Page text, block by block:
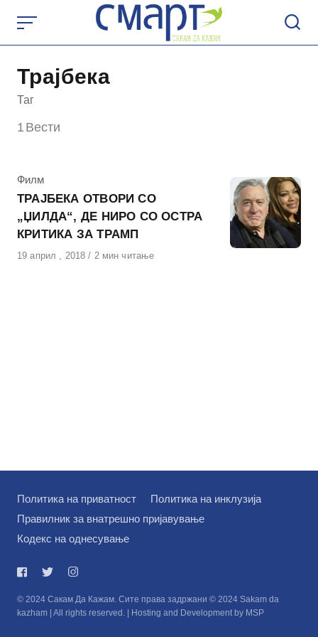
content
Трајбека
Таг
1 Вести
КАтегорија
Филм
ТРАЈБЕКА ОТВОРИ СО
„ЏИЛДА“, ДЕ НИРО СО ОСТРА
КРИТИКА ЗА ТРАМП
Објавено
19 април , 2018 2 мин читање
Политика на приватност
Политика на инклузија
Правилник за внатрешно пријавување
Кодекс на однесување
© 2024 Сакам Да Кажам. Сите права задржани © 2024 Sakam da
kazham | All rights reserved. | Hosting and Development by MSP